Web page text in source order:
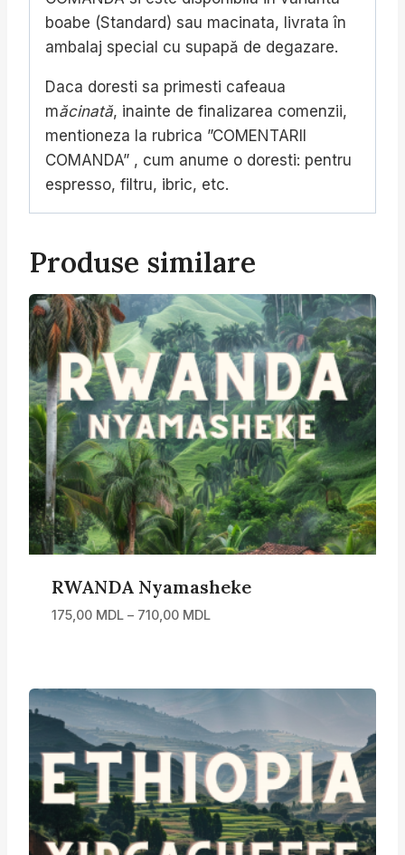
boabe (Standard) sau macinata, livrata în
ambalaj special cu supapă de degazare.
Daca doresti sa primesti cafeaua
măcinată, inainte de finalizarea comenzii,
mentioneza la rubrica ”COMENTARII
COMANDA” , cum anume o doresti: pentru
espresso, filtru, ibric, etc.
Produse similare
RWANDA Nyamasheke
175,00 MDL – 710,00 MDLInterval
până
710,00 MDL